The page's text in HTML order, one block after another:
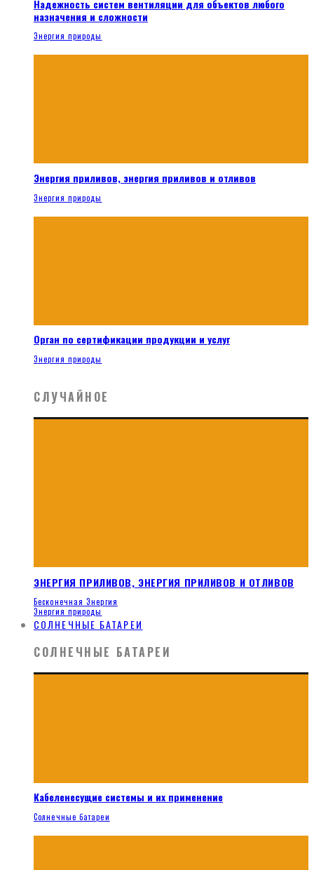
Надежность систем вентиляции для объектов любого
назначения и сложности
Энергия природы
Энергия приливов, энергия приливов и отливов
Энергия природы
Орган по сертификации продукции и услуг
Энергия природы
СЛУЧАЙНОЕ
ЭНЕРГИЯ ПРИЛИВОВ, ЭНЕРГИЯ ПРИЛИВОВ И ОТЛИВОВ
Бесконечная Энергия
Энергия природы
СОЛНЕЧНЫЕ БАТАРЕИ
СОЛНЕЧНЫЕ БАТАРЕИ
Кабеленесущие системы и их применение
Солнечные батареи